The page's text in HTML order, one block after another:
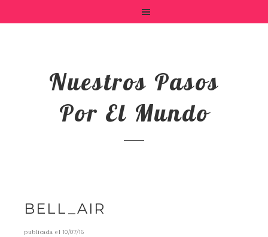
Nuestros Pasos
Por El Mundo
BELL_AIR
publicada el10/07/16